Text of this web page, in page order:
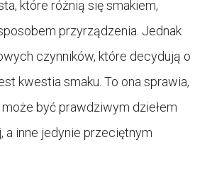
które różnią się smakiem,
przyrządzenia. Jednak
czynników, które decydują o
kwestia smaku. To ona sprawia,
być prawdziwym dziełem
a inne jedynie przeciętnym